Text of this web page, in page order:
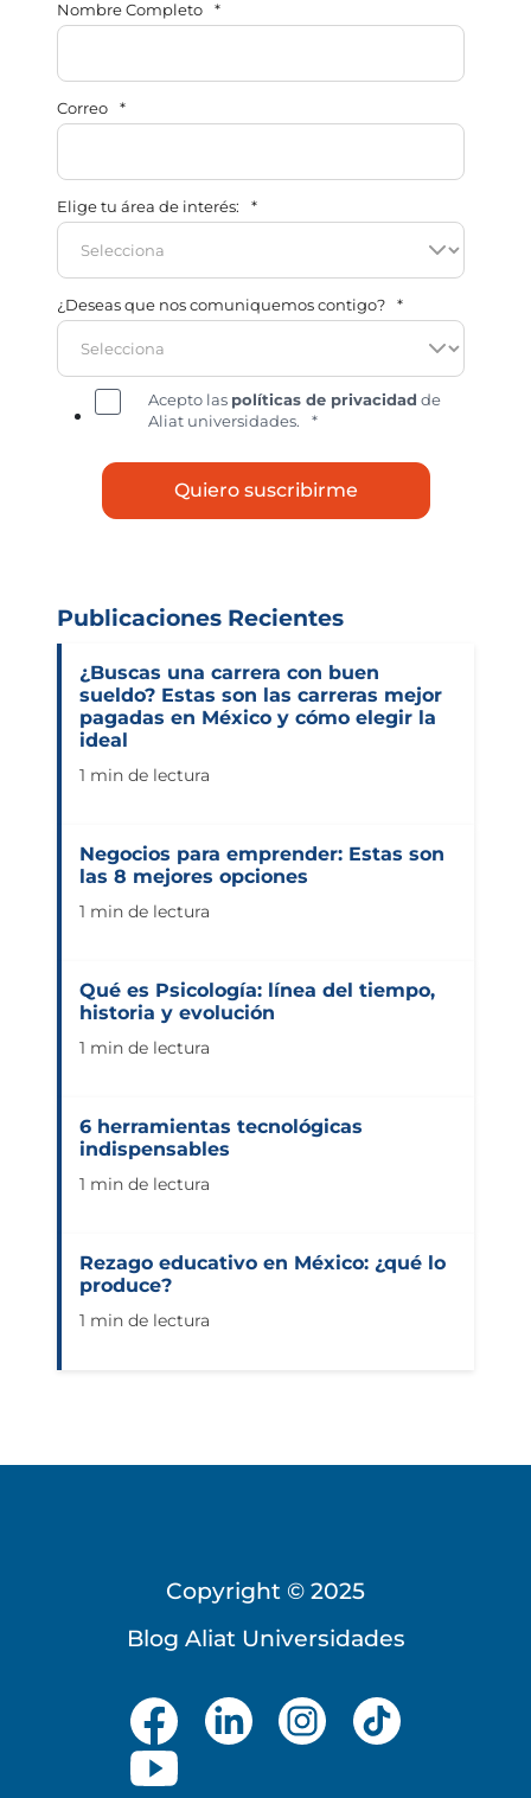
Nombre Completo *
Correo *
Elige tu área de interés: *
¿Deseas que nos comuniquemos contigo? *
Acepto las políticas de privacidad de
Aliat universidades.
*
Publicaciones Recientes
¿Buscas una carrera con buen
sueldo? Estas son las carreras mejor
pagadas en México y cómo elegir la
ideal
1 min de lectura
Negocios para emprender: Estas son
las 8 mejores opciones
1 min de lectura
Qué es Psicología: línea del tiempo,
historia y evolución
1 min de lectura
6 herramientas tecnológicas
indispensables
1 min de lectura
Rezago educativo en México: ¿qué lo
produce?
1 min de lectura
Copyright © 2025
Blog Aliat Universidades